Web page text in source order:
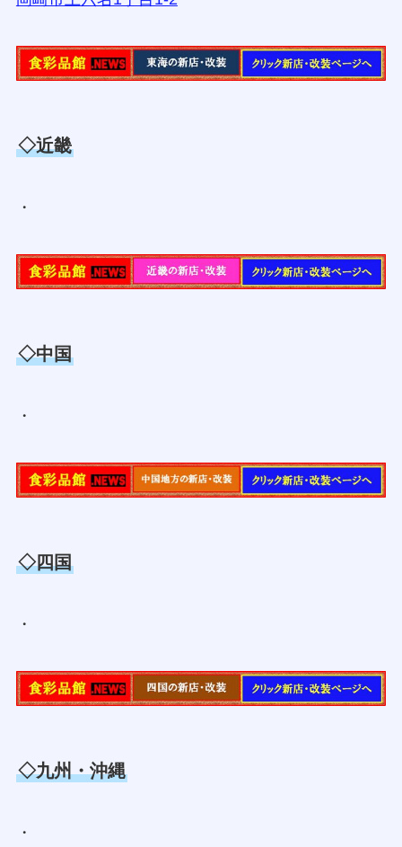
◇近畿
・
◇中国
・
◇四国
・
◇九州・沖縄
・